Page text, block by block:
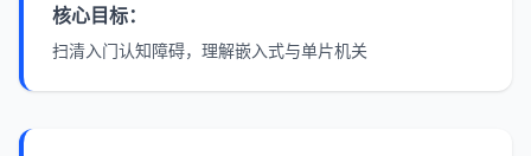
核心目标：
扫清入门认知障碍，理解嵌入式与单片机关